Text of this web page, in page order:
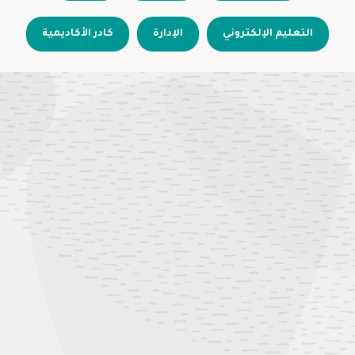
كادر الأكاديمية الإدارة التعليم الإلكتروني